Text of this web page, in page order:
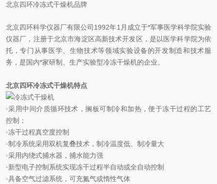
北京四环冷冻式干燥机品牌
北京四环科学仪器厂有限公司1992年1月成立于*军事医学科学院实验
仪器厂，注册于北京市海淀区高新技术开发区，是以医学科学院为依
托，专门从事医学、生物技术等领域实验设备的开发制造和技术服
务，是国内*家研制、生产实验型冷冻干燥机的企业。
北京四环冷冻式干燥机特点
·采用中间介质循环技术，搁板可制冷和加热，便于冻干过程的工艺
控制；
·冻干过程真空度控制
·制冷系统采用双机复叠技术，制冷温度低、制冷量大
·采用内绕式捕水器，捕水能力强
·新型电子控制系统实现冻干过程半自动或全自动控制
·具备空气过滤系统，可充氮气或惰性气体